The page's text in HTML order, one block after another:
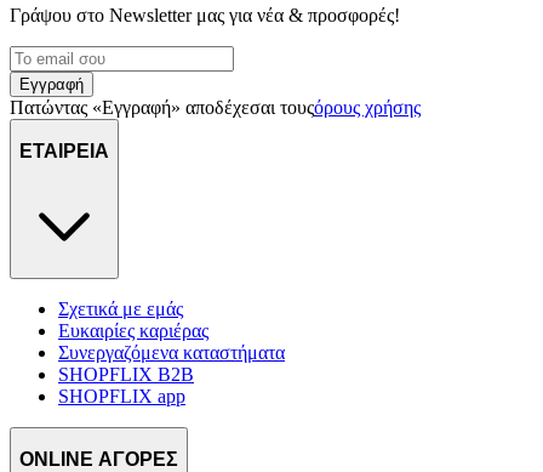
Γράψου στο Νewsletter μας για νέα & προσφορές!
Εγγραφή
Πατώντας «Εγγραφή» αποδέχεσαι τουςόρους χρήσης
ΕΤΑΙΡΕΙΑ
Σχετικά με εμάς
Ευκαιρίες καριέρας
Συνεργαζόμενα καταστήματα
SHOPFLIX B2B
SHOPFLIX app
ONLINE ΑΓΟΡΕΣ